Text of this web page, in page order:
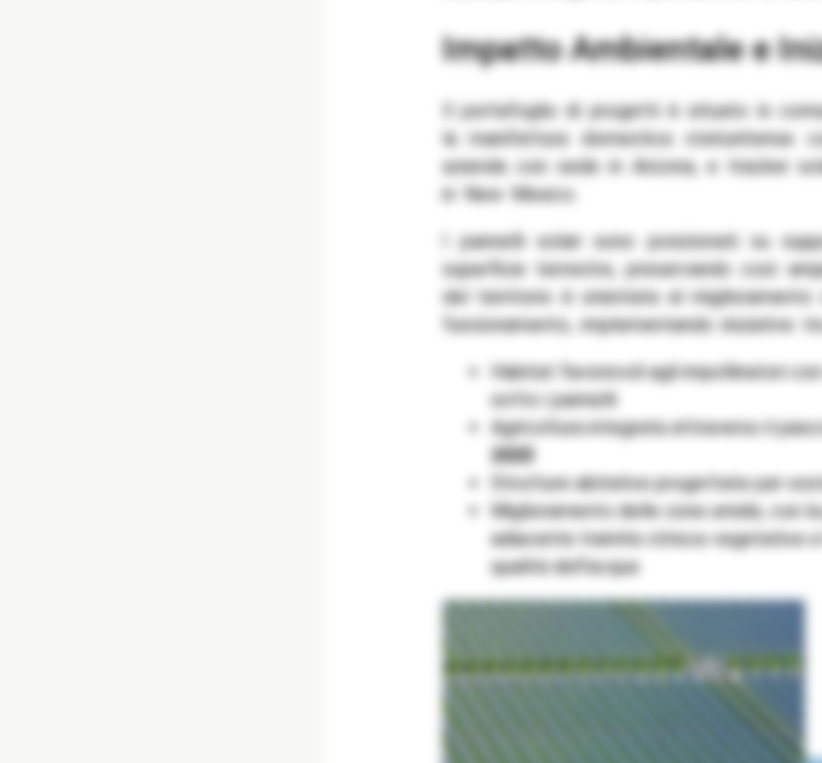
Impatto Ambientale e
Il portafoglio di progetti è situato in
la manifattura domestica statunitense
azienda con sede in Arizona, e tracker
in New Mexico.
I pannelli solari sono posizionati su
superficie terrestre, preservando così
del territorio è orientata al
funzionamento, implementando iniziative
Habitat favorevoli agli impollinatori
sotto i pannelli
Agricoltura integrata attraverso il
2025
Strutture abitative progettate per
Miglioramento delle zone umide, con
adiacente tramite strisce vegetative
qualità dell’acqua